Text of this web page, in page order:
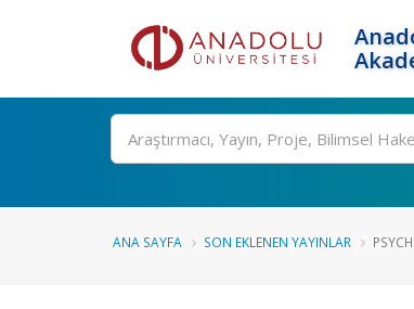
Ara
ANA SAYFA SON EKLENEN YAYINLAR